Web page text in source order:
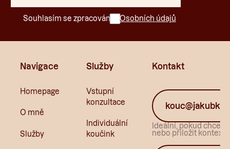
Souhlasím se zpracováním Osobních údajů
Navigace
Homepage
O mně
Služby
Služby
Vstupní
konzultace
Individuální
koučink
Kontakt
Ideální, pokud
nebo přiložit kontext.